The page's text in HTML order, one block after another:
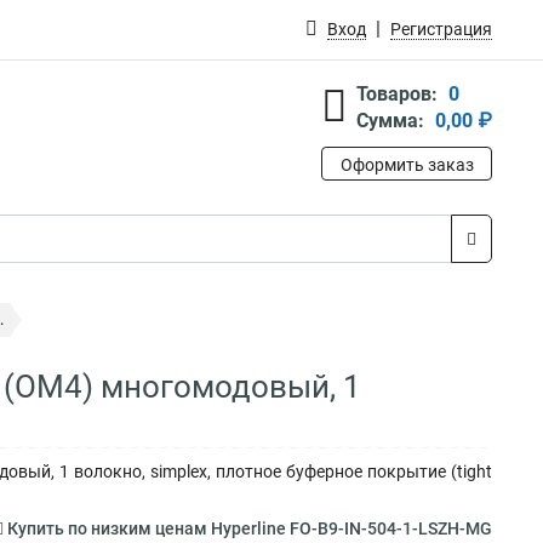
Вход Регистрация
Товаров: 0
Сумма: 0,00 ₽
Оформить заказ
многомодовый, 1
1 волокно, simplex, плотное буферное покрытие (tight
Купить по низким ценам Hyperline FO-B9-IN-504-1-LSZH-MG